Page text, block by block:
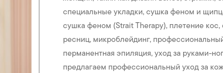
специальные укладки, сушка феном и
сушка феном (Strait Therapy), плетение
ресниц, микроблейдинг,
перманентная эпиляция, уход за руками-
предлагаем профессиональный уход за